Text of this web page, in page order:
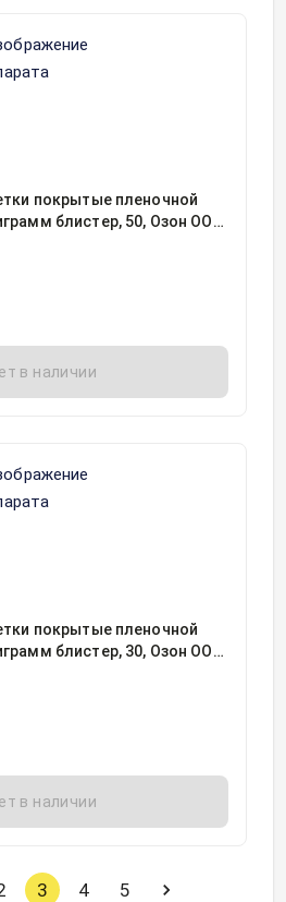
покрытые пленочной
блистер, 50, Озон ООО,
в наличии
покрытые пленочной
блистер, 30, Озон ООО,
в наличии
3 4 5